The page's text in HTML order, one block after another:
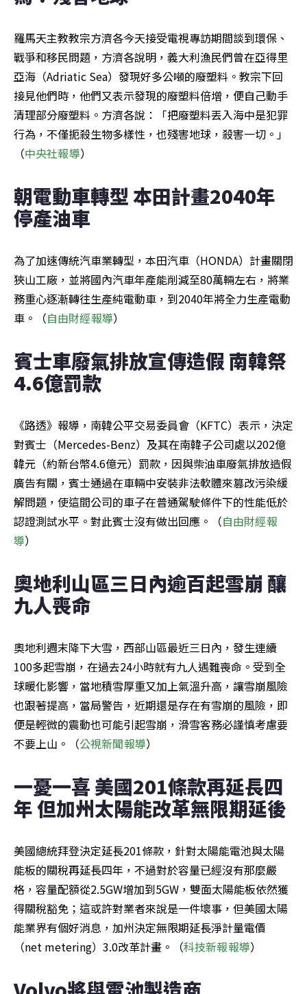
羅馬天主教教宗方濟各今天接受電視專訪期間談到環保、
戰爭和移民問題，方濟各說明，義大利漁民們曾在亞得里
亞海（Adriatic Sea）發現好多公噸的廢塑料。教宗下回
接見他們時，他們又表示發現的廢塑料倍增，便自己動手
清理部分廢塑料。方濟各說：「把廢塑料丟入海中是犯罪
行為，不僅扼殺生物多樣性，也殘害地球，殺害一切。」
（中央社報導）
朝電動車轉型 本田計畫2040年
停產油車
為了加速傳統汽車業轉型，本田汽車（HONDA）計畫關閉
狹山工廠，並將國內汽車年產能削減至80萬輛左右，將業
務重心逐漸轉往生產純電動車，到2040年將全力生產電動
車。（自由財經報導）
賓士車廢氣排放宣傳造假 南韓祭
4.6億罰款
《路透》報導，南韓公平交易委員會（KFTC）表示，決定
對賓士（Mercedes-Benz）及其在南韓子公司處以202億
韓元（約新台幣4.6億元）罰款，因與柴油車廢氣排放造假
廣告有關，賓士通過在車輛中安裝非法軟體來篡改污染緩
解問題，使這間公司的車子在普通駕駛條件下的性能低於
認證測試水平。對此賓士沒有做出回應。（自由財經報
導）
奧地利山區三日內逾百起雪崩 釀
九人喪命
奧地利週末降下大雪，西部山區最近三日內，發生連續
100多起雪崩，在過去24小時就有九人遇難喪命。受到全
球暖化影響，當地積雪厚重又加上氣溫升高，讓雪崩風險
也跟著提高，當局警告，近期還是存在有雪崩的風險，即
便是輕微的震動也可能引起雪崩，滑雪客務必謹慎考慮要
不要上山。（公視新聞報導）
一憂一喜 美國201條款再延長四
年 但加州太陽能改革無限期延後
美國總統拜登決定延長201條款，針對太陽能電池與太陽
能板的關稅再延長四年，不過對於容量已經沒有那麼嚴
格，容量配額從2.5GW增加到5GW，雙面太陽能板依然獲
得關稅豁免；這或許對業者來說是一件壞事，但美國太陽
能業界有個好消息，加州決定無限期延長淨計量電價
（net metering）3.0改革計畫。（科技新報報導）